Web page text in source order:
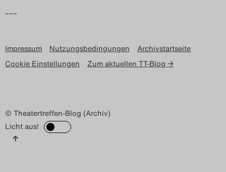
–––
Impressum Nutzungsbedingungen
Archivstartseite
Cookie Einstellungen
Zum aktuellen TT-Blog →
© Theatertreffen-Blog (Archiv)
Licht aus!
↑